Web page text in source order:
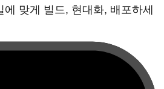
맞게 빌드, 현대화, 배포하세